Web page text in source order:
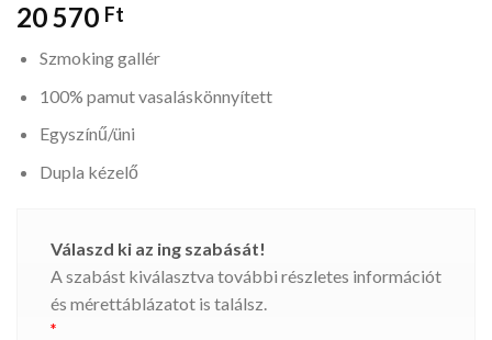
20 570 Ft
Szmoking gallér
100% pamut vasaláskönnyített
Egyszínű/üni
Dupla kézelő
Válaszd ki az ing szabását!
A szabást kiválasztva további részletes információt
és mérettáblázatot is találsz.
*